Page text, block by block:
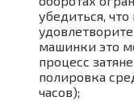
убедиться,
машинки это
процесс
полировка
часов);